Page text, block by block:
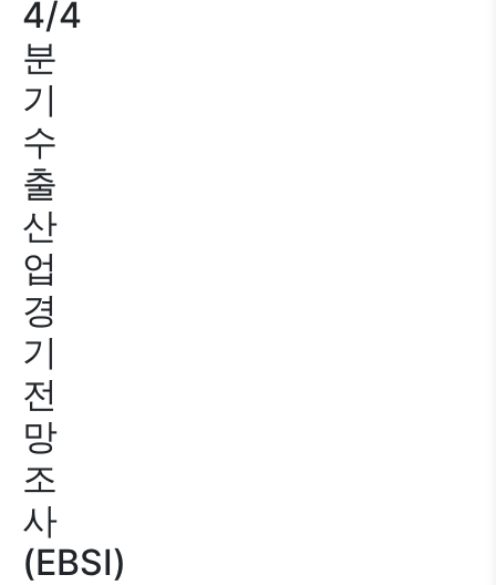
4/4
분
기
수
출
산
업
경
기
전
망
조
사
(EBSI)